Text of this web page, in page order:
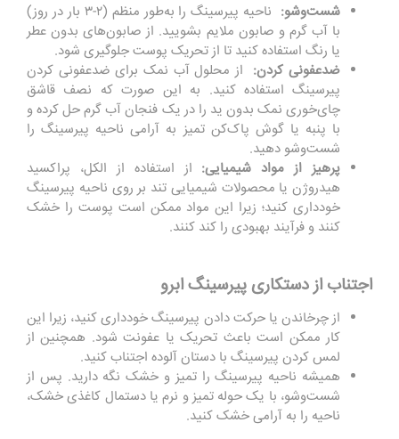
شست‌وشو:
ناحیه پیرسینگ را به‌طور منظم (۲-۳ بار در روز)
با آب گرم و صابون ملایم بشویید. از صابون‌های بدون عطر
یا رنگ استفاده کنید تا از تحریک پوست جلوگیری شود.
ضدعفونی کردن: از محلول آب نمک برای ضدعفونی کردن
پیرسینگ استفاده کنید. به این صورت که نصف قاشق
چای‌خوری نمک بدون ید را در یک فنجان آب گرم حل کرده و
با پنبه یا گوش پاک‌کن تمیز به آرامی ناحیه پیرسینگ را
شست‌وشو دهید.
پرهیز از مواد شیمیایی: از استفاده از الکل، پراکسید
هیدروژن یا محصولات شیمیایی تند بر روی ناحیه پیرسینگ
خودداری کنید؛ زیرا این مواد ممکن است پوست را خشک
کنند و فرآیند بهبودی را کند کنند.
اجتناب از دستکاری پیرسینگ ابرو
از چرخاندن یا حرکت دادن پیرسینگ خودداری کنید، زیرا این
کار ممکن است باعث تحریک یا عفونت شود. همچنین از
لمس کردن پیرسینگ با دستان آلوده اجتناب کنید.
همیشه ناحیه پیرسینگ را تمیز و خشک نگه دارید. پس از
شست‌وشو، با یک حوله تمیز و نرم یا دستمال کاغذی خشک،
ناحیه را به آرامی خشک کنید.